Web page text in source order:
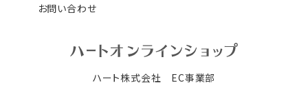
ハート株式会社 EC事業部
お問い合わせ